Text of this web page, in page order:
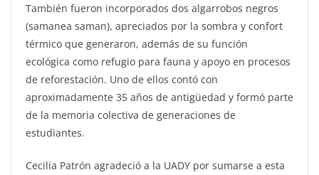
También fueron incorporados dos algarrobos negros
(samanea saman), apreciados por la sombra y confort
térmico que generaron, además de su función
ecológica como refugio para fauna y apoyo en procesos
de reforestación. Uno de ellos contó con
aproximadamente 35 años de antigüedad y formó parte
de la memoria colectiva de generaciones de
estudiantes.
Cecilia Patrón agradeció a la UADY por sumarse a esta